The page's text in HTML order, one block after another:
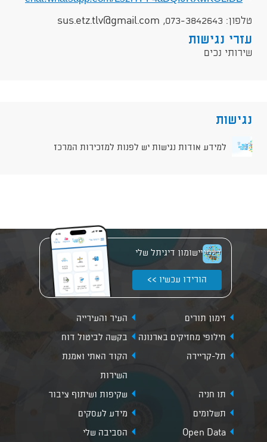
טלפון: 073-3842643, sus.etz.tlv@gmail.com
עזרי נגישות
שירותי נכים
נגישות
למידע אודות נגישות יש לפנות למזכירות המרכז
יישומון דיגיתל שלי
הורידו עכשיו >>
זימון תורים
העיר והעירייה
חילופי מחזיקים בארנונה
בקשה לביטול דוח
תל-קריירה
הקוד האתי ואמנת
השירות
תו חניה
שקיפות ושיתוף ציבור
תשלומים
מידע לעסקים
Open Data
הסביבה שלי